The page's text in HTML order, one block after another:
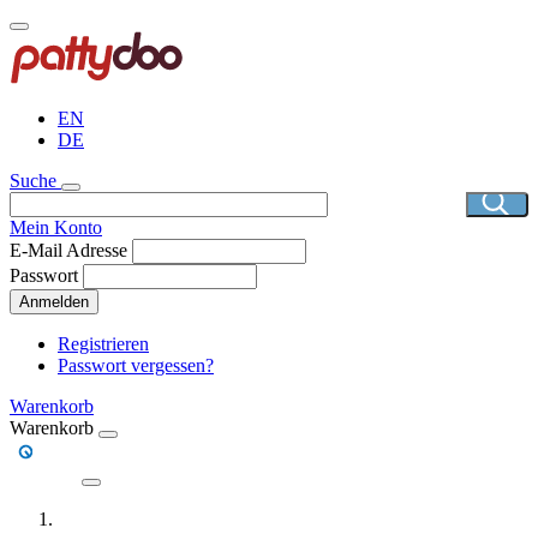
Direkt
zum
Inhalt
EN
DE
Suche
Mein Konto
E-Mail Adresse
Passwort
Anmelden
Registrieren
Passwort vergessen?
Warenkorb
Warenkorb